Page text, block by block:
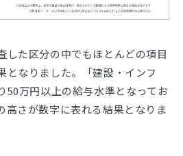
した区分の中でもほとんどの項目
となりました。「建設・インフ
50万円以上の給与水準となってお
高さが数字に表れる結果となりま